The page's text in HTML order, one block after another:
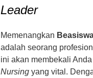
Leader
Memenangkan
adalah seorang
ini akan membekali
Nursing yang vital.